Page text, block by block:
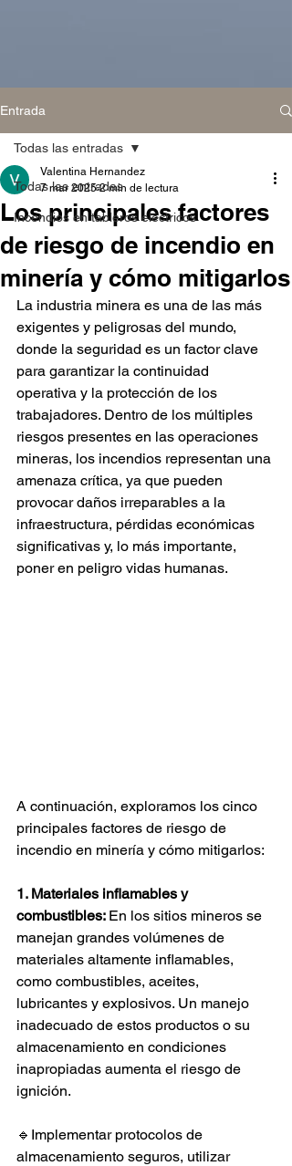
Entrada
Todas las entradas
Incendios en tableros eléctricos
Todas las entradas
Los principales factores
de riesgo de incendio en
minería y cómo mitigarlos
Valentina Hernandez
7 mar 2025 2 min de lectura
La industria minera es una de las más
exigentes y peligrosas del mundo,
donde la seguridad es un factor clave
para garantizar la continuidad
operativa y la protección de los
trabajadores. Dentro de los múltiples
riesgos presentes en las operaciones
mineras, los incendios representan una
amenaza crítica, ya que pueden
provocar daños irreparables a la
infraestructura, pérdidas económicas
significativas y, lo más importante,
poner en peligro vidas humanas.
A continuación, exploramos los cinco
principales factores de riesgo de
incendio en minería y cómo mitigarlos:
1. Materiales inflamables y
combustibles: En los sitios mineros se
manejan grandes volúmenes de
materiales altamente inflamables,
como combustibles, aceites,
lubricantes y explosivos. Un manejo
inadecuado de estos productos o su
almacenamiento en condiciones
inapropiadas aumenta el riesgo de
ignición.
🔹Implementar protocolos de
almacenamiento seguros, utilizar